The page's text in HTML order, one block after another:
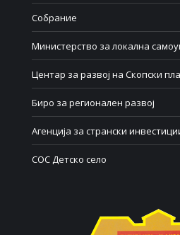
Собрание
Министерство за локална
Центар за развој на Скопски
Биро за регионален развој
Агенција за странски
СОС Детско село